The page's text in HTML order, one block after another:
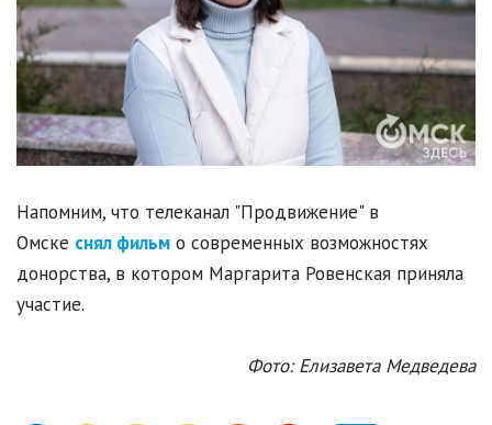
Напомним, что телеканал "Продвижение" в
Омске снял фильм о современных возможностях
донорства, в котором Маргарита Ровенская приняла
участие.
Фото: Елизавета Медведева